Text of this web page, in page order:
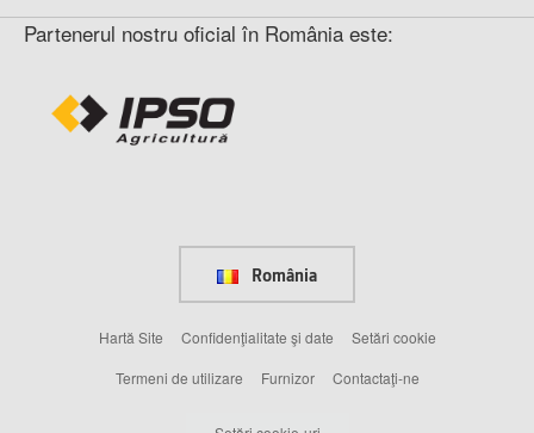
Partenerul nostru oficial în România este:
România
Hartă Site Confidenţialitate şi date
Setări cookie
Termeni de utilizare
Furnizor Contactaţi-ne